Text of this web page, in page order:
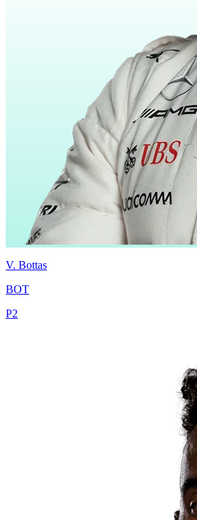
V. Bottas
BOT
P2